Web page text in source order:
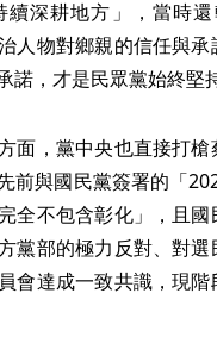
深耕地方」，當時
人物對鄉親的信任與
諾，才是民眾黨始終堅
面，黨中央也直接打
前與國民黨簽署的「
全不包含彰化」，且
黨部的極力反對、對
會達成一致共識，現